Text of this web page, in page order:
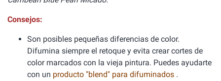
Consejos:
Son posibles pequeñas diferencias de color.
Difumina siempre el retoque y evita crear cortes de
color marcados con la vieja pintura. Puedes ayudarte
con un producto "blend" para difuminados .